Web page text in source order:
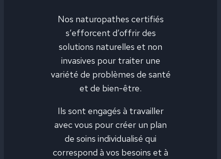
Nos naturopathes certifiés
s’efforcent d’offrir des
solutions naturelles et non
invasives pour traiter une
variété de problèmes de santé
et de bien-être.
Ils sont engagés à travailler
avec vous pour créer un plan
de soins individualisé qui
correspond à vos besoins et à